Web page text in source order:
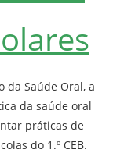
da Saúde Oral, a
da saúde oral
práticas de
do 1.º CEB.